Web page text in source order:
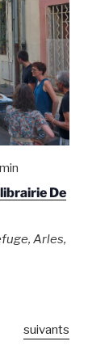
De
Arles,
É
suivants